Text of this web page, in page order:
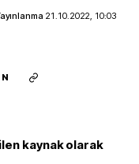
21.10.2022, 10:03
N
kaynak olarak